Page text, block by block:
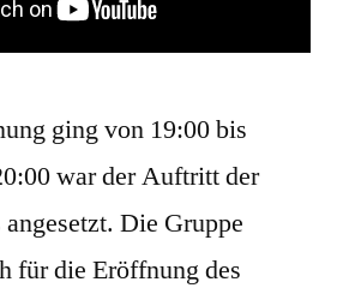
ging von 19:00 bis
war der Auftritt der
Die Gruppe
für die Eröffnung des